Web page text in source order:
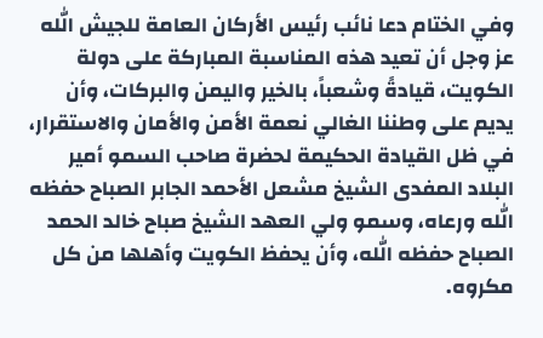
وفي الختام دعا نائب رئيس الأركان العامة للجيش الله
عز وجل أن تعيد هذه المناسبة المباركة على دولة
الكويت، قيادةً وشعباً، بالخير واليمن والبركات، وأن
يديم على وطننا الغالي نعمة الأمن والأمان والاستقرار،
في ظل القيادة الحكيمة لحضرة صاحب السمو أمير
البلاد المفدى الشيخ مشعل الأحمد الجابر الصباح حفظه
الله ورعاه، وسمو ولي العهد الشيخ صباح خالد الحمد
الصباح حفظه الله، وأن يحفظ الكويت وأهلها من كل
مكروه.